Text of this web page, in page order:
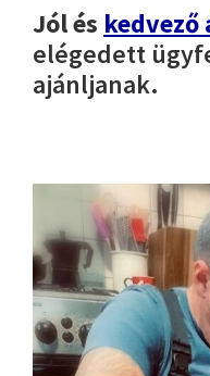
Jól és kedvező
elégedett
ajánljanak.